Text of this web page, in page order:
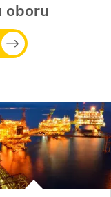
oboru